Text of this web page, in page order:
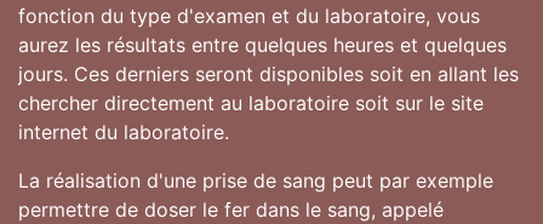
fonction du type d'examen et du laboratoire, vous
aurez les résultats entre quelques heures et quelques
jours. Ces derniers seront disponibles soit en allant les
chercher directement au laboratoire soit sur le site
internet du laboratoire.
La réalisation d'une prise de sang peut par exemple
permettre de doser le fer dans le sang, appelé